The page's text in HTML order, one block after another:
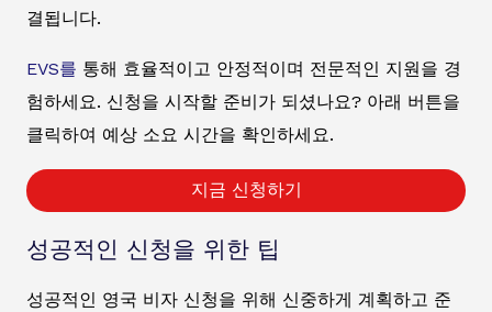
결됩니다.
EVS를 통해 효율적이고 안정적이며 전문적인 지원을 경
험하세요. 신청을 시작할 준비가 되셨나요? 아래 버튼을
클릭하여 예상 소요 시간을 확인하세요.
지금 신청하기
성공적인 신청을 위한 팁
성공적인 영국 비자 신청을 위해 신중하게 계획하고 준